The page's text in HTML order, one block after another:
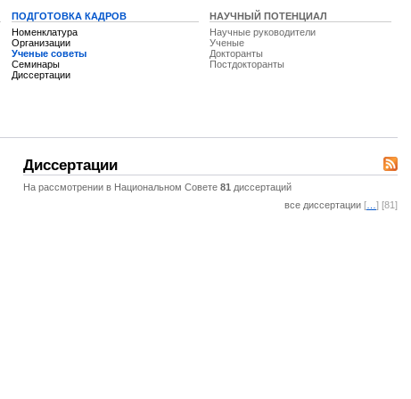
ПОДГОТОВКА КАДРОВ
Номенклатура
Организации
Ученые советы
Семинары
Диссертации
НАУЧНЫЙ ПОТЕНЦИАЛ
Научные руководители
Ученые
Докторанты
Постдокторанты
Диссертации
На рассмотрении в Национальном Совете 81 диссертаций
все диссертации [ ] [81]